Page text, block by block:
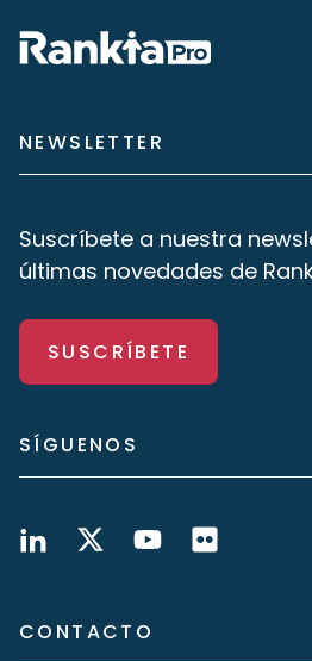
NEWSLETTER
Suscríbete a nuestra
últimas novedades de
SUSCRÍBETE
SÍGUENOS
CONTACTO